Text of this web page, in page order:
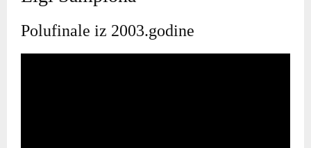
Polufinale iz 2003.godine